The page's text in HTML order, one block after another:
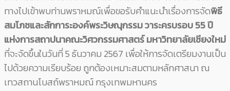
ทางไปเข้าพบท่านพราหมณ์เพื่อขอรับคำแนะนำเรื่องการจัดพิธี
สมโภชและสักการะองค์พระวิษณุกรรม วาระครบรอบ 55 ปี
แห่งการสถาปนาคณะวิศวกรรมศาสตร์ มหาวิทยาลัยเชียงใหม่
ที่จะจัดขึ้นในวันที่ 5 ธันวาคม 2567 เพื่อให้การจัดเตรียมงานเป็น
ไปด้วยความเรียบร้อย ถูกต้องเหมาะสมตามหลักศาสนา ณ
เทวสถานโบสถ์พราหมณ์ กรุงเทพมหานคร